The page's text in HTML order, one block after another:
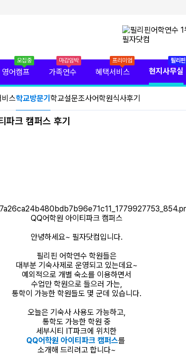
모집중
영어캠프
마감임박
가족연수
프리미엄
혜택서비스
필리핀
현지사무실
스학교방문기 학교설문조사어학원식사후기
파크 캠퍼스 후기
QQ어학원 아이티파크 캠퍼스
안녕하세요~ 필자닷컴입니다.
필리핀 어학연수 학원들은
대부분 기숙사제로 운영되고 있는데요~
예외적으로 개별 숙소를 이용하면서
수업만 학원으로 들으러 가는,
통학이 가능한 학원들도 몇 군데 있습니다.
오늘은 기숙사 사용도 가능하고,
통학도 가능한 학원 중
세부시티 IT파크에 위치한
QQ어학원 아이티파크 캠퍼스​를
소개해 드리려고 합니다~